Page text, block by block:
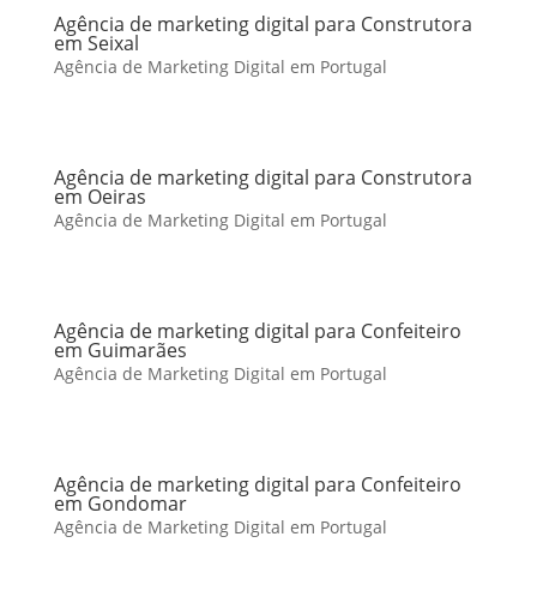
Agência de marketing digital para Construtora
em Seixal
Agência de Marketing Digital em Portugal
Agência de marketing digital para Construtora
em Oeiras
Agência de Marketing Digital em Portugal
Agência de marketing digital para Confeiteiro
em Guimarães
Agência de Marketing Digital em Portugal
Agência de marketing digital para Confeiteiro
em Gondomar
Agência de Marketing Digital em Portugal